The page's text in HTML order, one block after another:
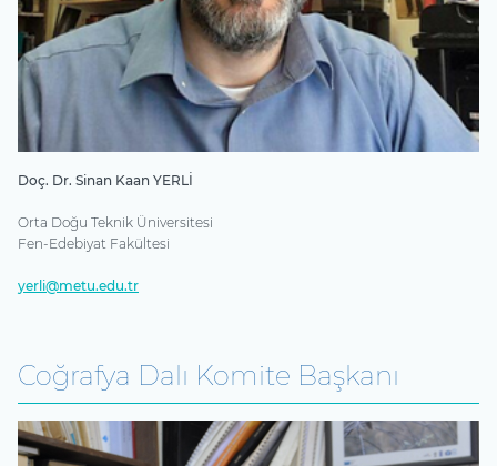
Doç. Dr. Sinan Kaan YERLİ
Orta Doğu Teknik Üniversitesi
Fen-Edebiyat Fakültesi
yerli@metu.edu.tr
Coğrafya Dalı Komite Başkanı